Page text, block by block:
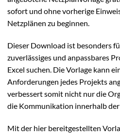
sofort und ohne vorherige
Netzplänen zu beginnen.
Dieser Download ist besonders
zuverlässiges und anpassbares
Excel suchen. Die Vorlage kann
Anforderungen jedes Projekts
verbessert somit nicht nur die
die Kommunikation innerhalb der
Mit der hier bereitgestellten